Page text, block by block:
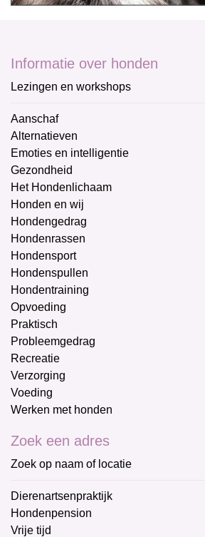
Informatie over honden
Lezingen en workshops
Aanschaf
Alternatieven
Emoties en intelligentie
Gezondheid
Het Hondenlichaam
Honden en wij
Hondengedrag
Hondenrassen
Hondensport
Hondenspullen
Hondentraining
Opvoeding
Praktisch
Probleemgedrag
Recreatie
Verzorging
Voeding
Werken met honden
Zoek een adres
Zoek op naam of locatie
Dierenartsenpraktijk
Hondenpension
Vrije tijd